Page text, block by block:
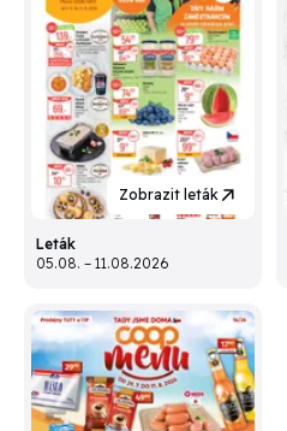
Zobrazit leták
Leták
05.08. – 11.08.2026